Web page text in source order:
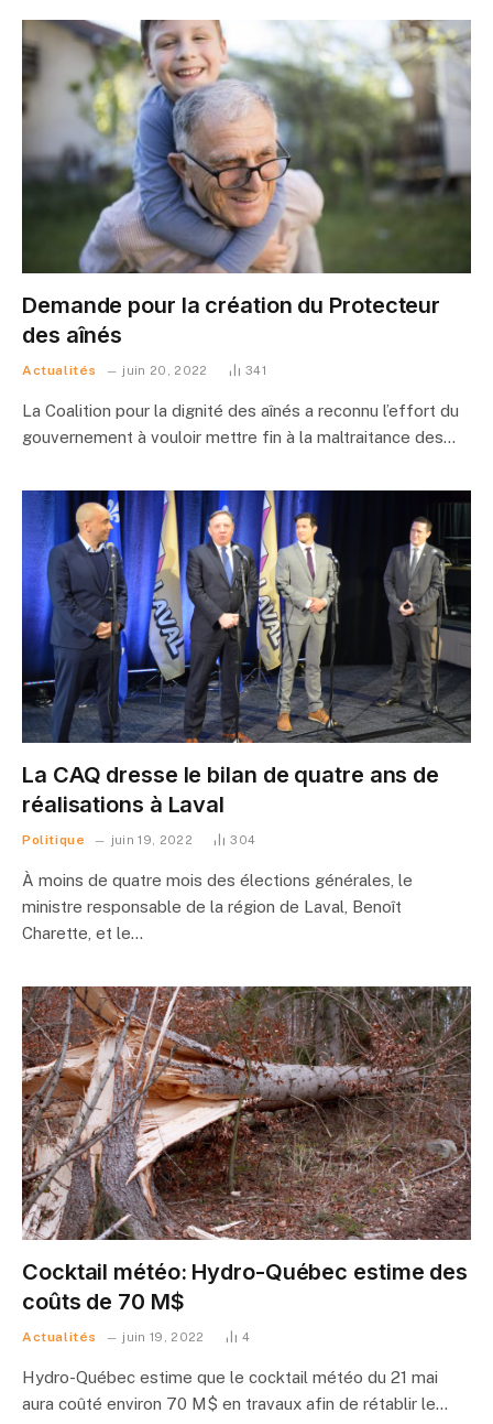
Demande pour la création du Protecteur
des aînés
Actualités juin 20, 2022 341
La Coalition pour la dignité des aînés a reconnu l’effort du
gouvernement à vouloir mettre fin à la maltraitance des…
La CAQ dresse le bilan de quatre ans de
réalisations à Laval
Politique juin 19, 2022 304
À moins de quatre mois des élections générales, le
ministre responsable de la région de Laval, Benoît
Charette, et le…
Cocktail météo: Hydro-Québec estime des
coûts de 70 M$
Actualités juin 19, 2022 4
Hydro-Québec estime que le cocktail météo du 21 mai
aura coûté environ 70 M$ en travaux afin de rétablir le…